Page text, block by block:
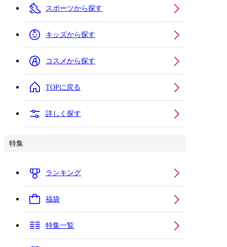
スポーツから探す
キッズから探す
コスメから探す
TOPに戻る
詳しく探す
特集
ランキング
福袋
特集一覧